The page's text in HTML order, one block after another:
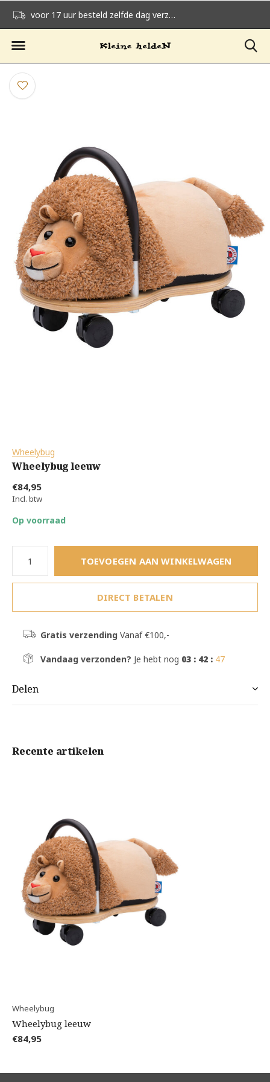
voor 17 uur besteld zelfde dag verzonden
Wheelybug
Wheelybug leeuw
€84,95
Incl. btw
Op voorraad
TOEVOEGEN AAN WINKELWAGEN
DIRECT BETALEN
Gratis verzendingVanaf €100,-
Vandaag verzonden? Je hebt nog 03 : 42 : 46
Delen
Recente artikelen
Wheelybug
Wheelybug leeuw
€84,95